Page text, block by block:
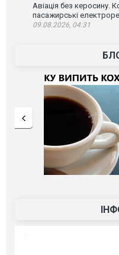
Авіація без керосину.
пасажирські
09.08.2026, 04:31